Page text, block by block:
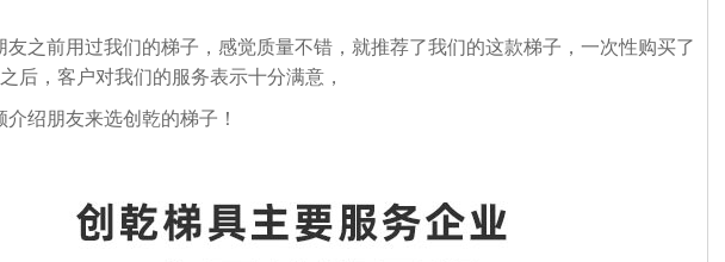
之前用过我们的梯子，感觉质量不错，就推荐了我们的这款梯子，一次性购买了
后，客户对我们的服务表示十分满意，
绍朋友来选创乾的梯子！